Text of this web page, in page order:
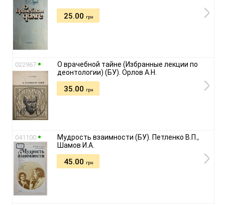
25.00 грн
022967
О врачебной тайне (Избранные лекции по
деонтологии) (БУ). Орлов А.Н.
35.00 грн
041100
Мудрость взаимности (БУ). Петленко В.П.,
Шамов И.А.
45.00 грн